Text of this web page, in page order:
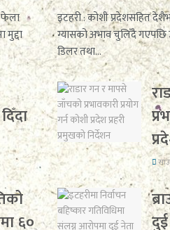
फेला
इटहरी : कोशी प्रदेशसहित
ग्यासको अभाव चुलिँदै गएपछि
डिलर तथा...
६०